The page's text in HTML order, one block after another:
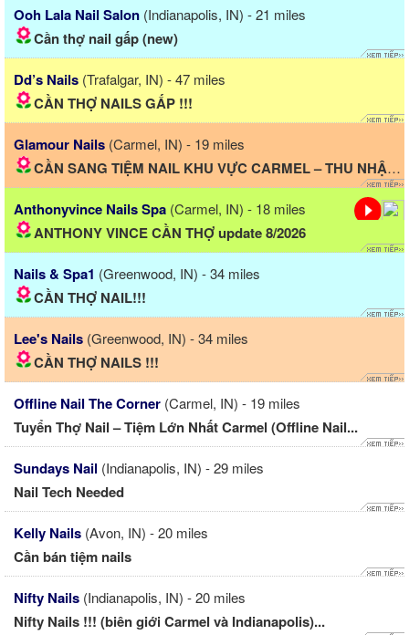
Ooh Lala Nail Salon (Indianapolis, IN) - 21 miles
Cần thợ nail gấp (new)
Dd’s Nails (Trafalgar, IN) - 47 miles
CẦN THỢ NAILS GẤP !!!
Glamour Nails (Carmel, IN) - 19 miles
CẦN SANG TIỆM NAIL KHU VỰC CARMEL – THU NHẬP CAO
Anthonyvince Nails Spa (Carmel, IN) - 18 miles
ANTHONY VINCE CẦN THỢ update 8/2026
Nails & Spa1 (Greenwood, IN) - 34 miles
CẦN THỢ NAIL!!!
Lee's Nails (Greenwood, IN) - 34 miles
CẦN THỢ NAILS !!!
Offline Nail The Corner (Carmel, IN) - 19 miles
Tuyển Thợ Nail – Tiệm Lớn Nhất Carmel (Offline Nail...
Sundays Nail (Indianapolis, IN) - 29 miles
Nail Tech Needed
Kelly Nails (Avon, IN) - 20 miles
Cần bán tiệm nails
Nifty Nails (Indianapolis, IN) - 20 miles
Nifty Nails !!! (biên giới Carmel và Indianapolis)...